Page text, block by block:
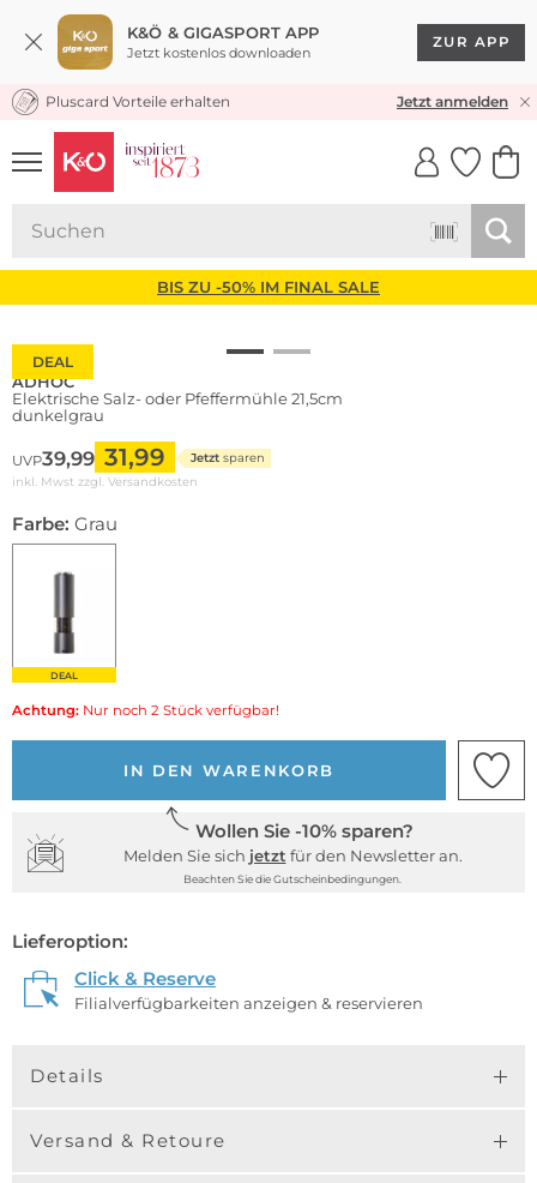
K&Ö & GIGASPORT APP
Jetzt kostenlos downloaden
ZUR APP
KOSTENLOSER VERSAND* & RÜCKVERSAND
Pluscard Vorteile erhalten Jetzt anmelden
UNSERE APP
CLICK &
BIS ZU -50% IM FINAL SALE
DEAL
ADHOC
Elektrische Salz- oder Pfeffermühle 21,5cm
dunkelgrau
UVP39,99 31,99 Jetzt sparen
inkl. Mwst zzgl. Versandkosten
Farbe: Grau
DEAL
Achtung: Nur noch 2 Stück verfügbar!
IN DEN WARENKORB
Wollen Sie -10% sparen?
Melden Sie sich jetzt für den Newsletter an.
Beachten Sie die Gutscheinbedingungen.
Lieferoption:
Click & Reserve
Filialverfügbarkeiten anzeigen & reservieren
Details
Versand & Retoure